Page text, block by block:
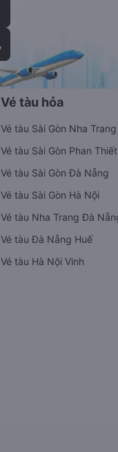
Vé tàu hỏa
Vé tàu Sài Gòn Nha Trang
Vé tàu Sài Gòn Phan Thiết
Vé tàu Sài Gòn Đà Nẵng
Vé tàu Sài Gòn Hà Nội
Vé tàu Nha Trang Đà
Vé tàu Đà Nẵng Huế
Vé tàu Hà Nội Vinh